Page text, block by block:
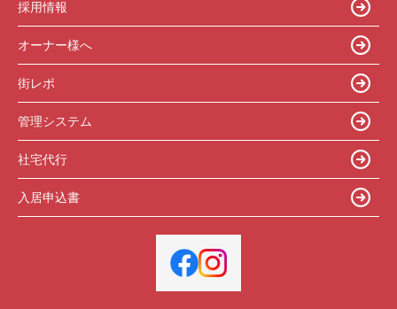
採用情報
オーナー様へ
街レポ
管理システム
社宅代行
入居申込書